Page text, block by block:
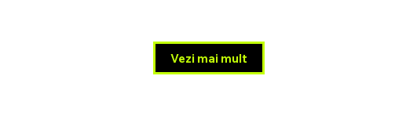
Vezi mai mult